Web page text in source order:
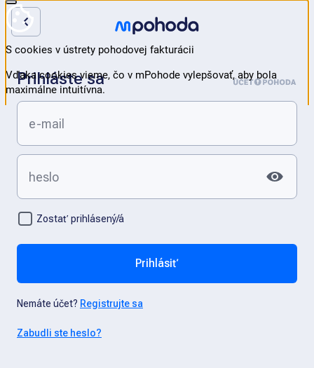
Prihláste sa
Zostať prihlásený/á
Prihlásiť
Nemáte účet? Registrujte sa
Zabudli ste heslo?